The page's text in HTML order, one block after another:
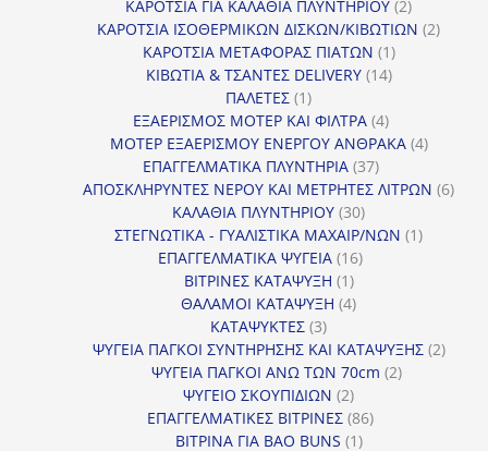
προϊόν
ΚΑΡΟΤΣΙΑ ΓΙΑ ΚΑΛΑΘΙΑ ΠΛΥΝΤΗΡΙΟΥ 22
προϊόντα
ΚΑΡΟΤΣΙΑ ΙΣΟΘΕΡΜΙΚΩΝ ΔΙΣΚΩΝ/ΚΙΒΩΤΙΩΝ 22
ΚΑΡΟΤΣΙΑ ΜΕΤΑΦΟΡΑΣ ΠΙΑΤΩΝ 11
προϊόν
ΚΙΒΩΤΙΑ & ΤΣΑΝΤΕΣ DELIVERY 1414
ΠΑΛΕΤΕΣ 11
προϊόν
ΕΞΑΕΡΙΣΜΟΣ ΜΟΤΕΡ ΚΑΙ ΦΙΛΤΡΑ 44
προϊόντα
ΜΟΤΕΡ ΕΞΑΕΡΙΣΜΟΥ ΕΝΕΡΓΟΥ ΑΝΘΡΑΚΑ 44
ΕΠΑΓΓΕΛΜΑΤΙΚΑ ΠΛΥΝΤΗΡΙΑ 3737
προϊόντα
ΑΠΟΣΚΛΗΡΥΝΤΕΣ ΝΕΡΟΥ ΚΑΙ ΜΕΤΡΗΤΕΣ ΛΙΤΡΩΝ 66
ΚΑΛΑΘΙΑ ΠΛΥΝΤΗΡΙΟΥ 3030
προϊόντα
ΣΤΕΓΝΩΤΙΚΑ - ΓΥΑΛΙΣΤΙΚΑ ΜΑΧΑΙΡ/ΝΩΝ 11
ΕΠΑΓΓΕΛΜΑΤΙΚΑ ΨΥΓΕΙΑ 1616
ΒΙΤΡΙΝΕΣ ΚΑΤΑΨΥΞΗ 11
προϊόν
ΘΑΛΑΜΟΙ ΚΑΤΑΨΥΞΗ 44
ΚΑΤΑΨΥΚΤΕΣ 33
προϊόντα
ΨΥΓΕΙΑ ΠΑΓΚΟΙ ΣΥΝΤΗΡΗΣΗΣ ΚΑΙ ΚΑΤΑΨΥΞΗΣ 22
ΨΥΓΕΙΑ ΠΑΓΚΟΙ ΑΝΩ ΤΩΝ 70cm 22
ΨΥΓΕΙΟ ΣΚΟΥΠΙΔΙΩΝ 22
προϊόντα
ΕΠΑΓΓΕΛΜΑΤΙΚΕΣ ΒΙΤΡΙΝΕΣ 8686
ΒΙΤΡΙΝΑ ΓΙΑ BAO BUNS 11